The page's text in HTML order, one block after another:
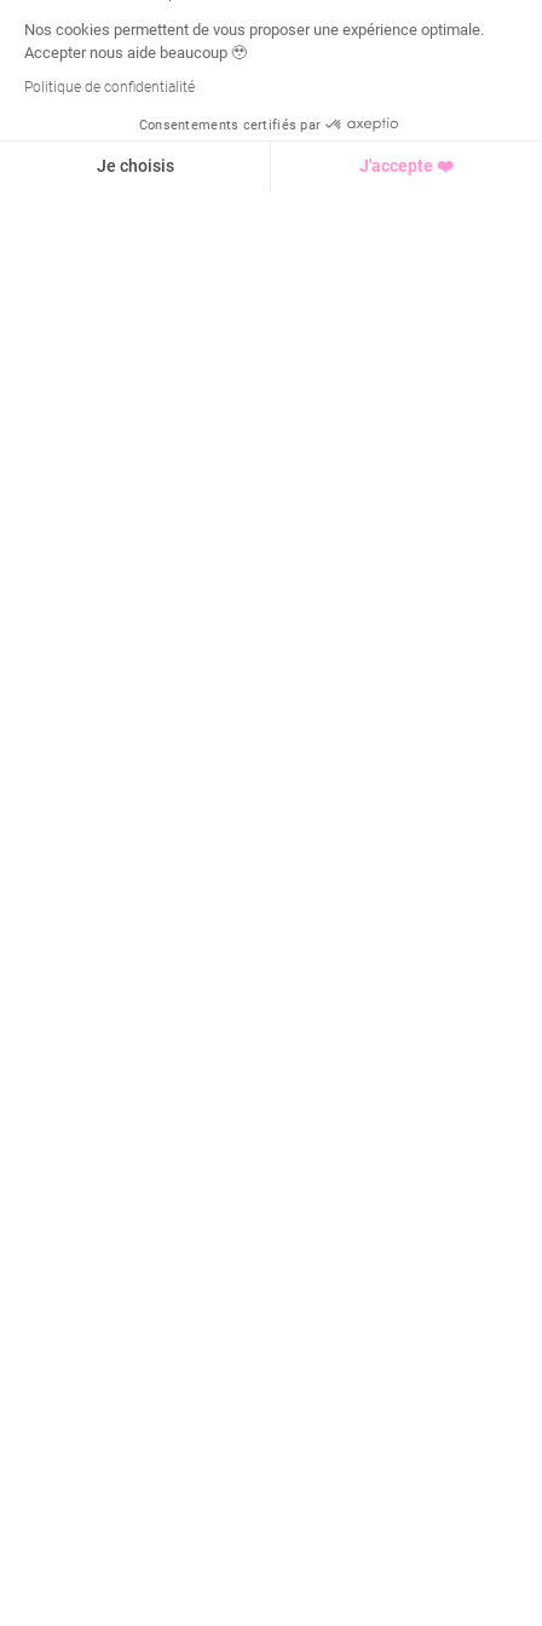
Nos cookies permettent de vous proposer une expérience optimale.
Accepter nous aide beaucoup 🥹
Politique de confidentialité
Consentements certifiés par
Je choisis J'accepte ❤️